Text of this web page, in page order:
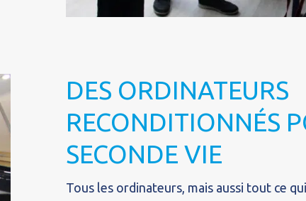
DES ORDINATEURS
RECONDITIONNÉS
SECONDE VIE
Tous les ordinateurs, mais aussi tout ce